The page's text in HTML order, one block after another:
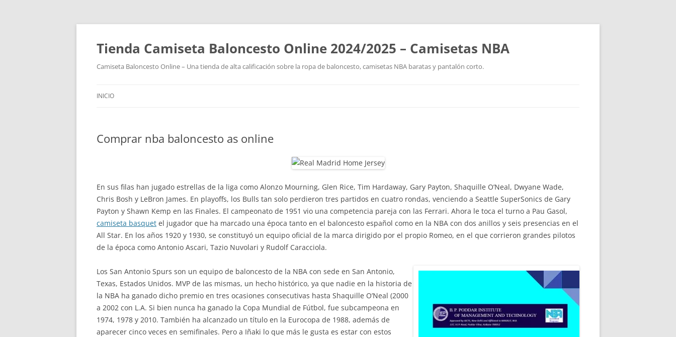
Tienda Camiseta Baloncesto Online 2024/2025 – Camisetas NBA
Camiseta Baloncesto Online – Una tienda de alta calificación sobre la ropa de baloncesto, camisetas NBA baratas y pantalón corto.
INICIO
Comprar nba baloncesto as online
En sus filas han jugado estrellas de la liga como Alonzo Mourning, Glen Rice, Tim Hardaway, Gary Payton, Shaquille O’Neal, Dwyane Wade,
Chris Bosh y LeBron James. En playoffs, los Bulls tan solo perdieron tres partidos en cuatro rondas, venciendo a Seattle SuperSonics de Gary
Payton y Shawn Kemp en las Finales. El campeonato de 1951 vio una competencia pareja con las Ferrari. Ahora le toca el turno a Pau Gasol,
camiseta basquet el jugador que ha marcado una época tanto en el baloncesto español como en la NBA con dos anillos y seis presencias en el
All Star. En los años 1920 y 1930, se constituyó un equipo oficial de la marca dirigido por el propio Romeo, en el que corrieron grandes pilotos
de la época como Antonio Ascari, Tazio Nuvolari y Rudolf Caracciola.
Los San Antonio Spurs son un equipo de baloncesto de la NBA con sede en San Antonio,
Texas, Estados Unidos. MVP de las mismas, un hecho histórico, ya que nadie en la historia de
la NBA ha ganado dicho premio en tres ocasiones consecutivas hasta Shaquille O’Neal (2000
a 2002 con L.A. Si bien nunca ha ganado la Copa Mundial de Fútbol, fue subcampeona en
1974, 1978 y 2010. También ha alcanzado un título en la Eurocopa de 1988, además de
aparecer cinco veces en semifinales. Pero a Iñaki lo que más le gusta es estar con estos